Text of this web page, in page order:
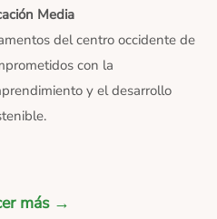
Media
del centro occidente de
con la
y el desarrollo
más →